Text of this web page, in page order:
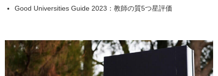
Good Universities Guide 2023：教師の質5つ星評価